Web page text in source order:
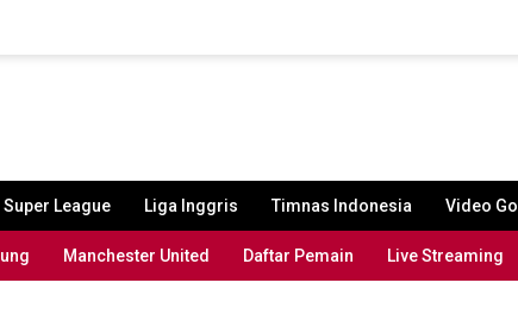
Super League Liga Inggris Timnas Indonesia Video Gol
Manchester United Daftar Pemain Live Streaming